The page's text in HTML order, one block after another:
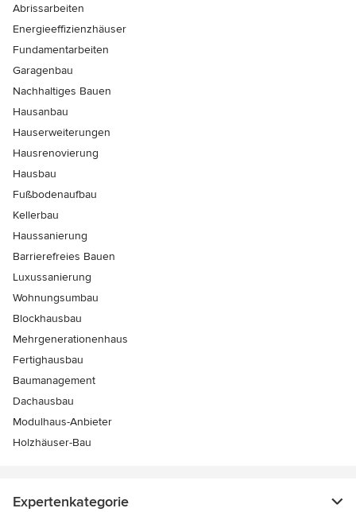
Abrissarbeiten
Energieeffizienzhäuser
Fundamentarbeiten
Garagenbau
Nachhaltiges Bauen
Hausanbau
Hauserweiterungen
Hausrenovierung
Hausbau
Fußbodenaufbau
Kellerbau
Haussanierung
Barrierefreies Bauen
Luxussanierung
Wohnungsumbau
Blockhausbau
Mehrgenerationenhaus
Fertighausbau
Baumanagement
Dachausbau
Modulhaus-Anbieter
Holzhäuser-Bau
Expertenkategorie